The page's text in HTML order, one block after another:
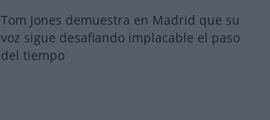
Tom Jones demuestra en Madrid que su
voz sigue desafiando implacable el paso
del tiempo